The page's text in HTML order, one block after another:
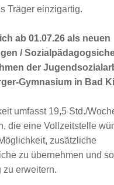
Träger einzigartig.
ab 01.07.26 als neuen
/
der
Gymnasium in Bad
umfasst 19,5 Std./
die eine Vollzeitstelle
zusätzliche
zu übernehmen und
zu erweitern.